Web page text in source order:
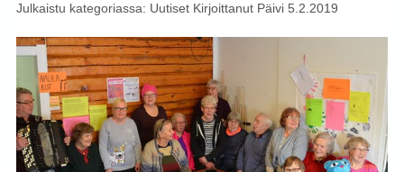
Julkaistu kategoriassa: UutisetKirjoittanut Päivi5.2.2019